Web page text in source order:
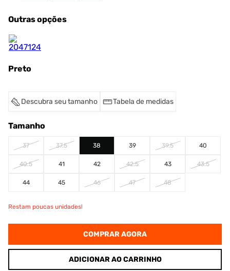
Outras opções
Preto
Descubra seu tamanho Tabela de medidas
Tamanho
37 37.5 38 39 39.5 40
40.5 41 42 42.5 43 43.5
44 45 46 47 48
Restam poucas unidades!
COMPRAR AGORA
ADICIONAR AO CARRINHO